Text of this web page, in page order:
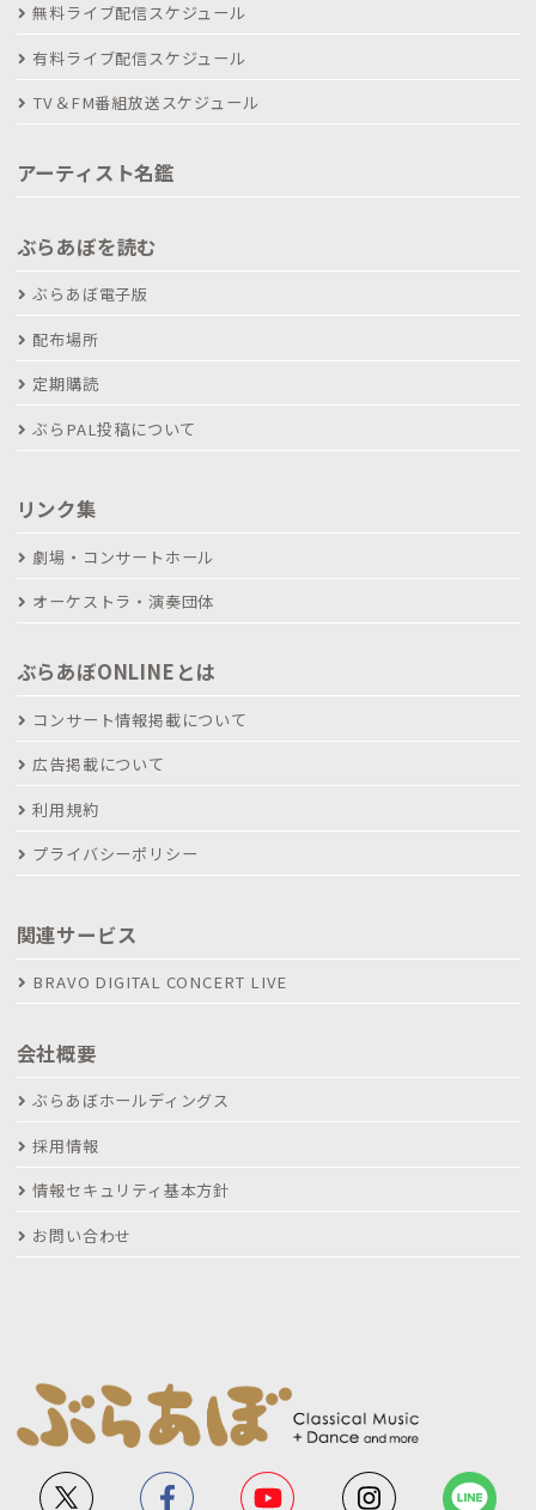
無料ライブ配信スケジュール
有料ライブ配信スケジュール
TV＆FM番組放送スケジュール
アーティスト名鑑
ぶらあぼを読む
ぶらあぼ電子版
配布場所
定期購読
ぶらPAL投稿について
リンク集
劇場・コンサートホール
オーケストラ・演奏団体
ぶらあぼONLINEとは
コンサート情報掲載について
広告掲載について
利用規約
プライバシーポリシー
関連サービス
BRAVO DIGITAL CONCERT LIVE
会社概要
ぶらあぼホールディングス
採用情報
情報セキュリティ基本方針
お問い合わせ